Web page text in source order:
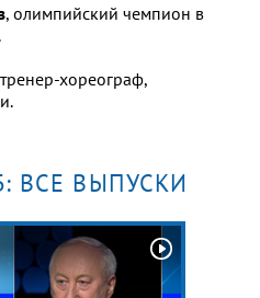
, олимпийский чемпион в
хореограф,
ВСЕ ВЫПУСКИ